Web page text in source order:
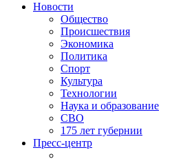
Новости
Общество
Происшествия
Экономика
Политика
Спорт
Культура
Технологии
Наука и образование
СВО
175 лет губернии
Пресс-центр